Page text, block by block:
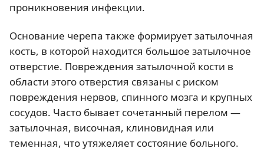
проникновения инфекции.
Основание черепа также формирует затылочная
кость, в которой находится большое затылочное
отверстие. Повреждения затылочной кости в
области этого отверстия связаны с риском
повреждения нервов, спинного мозга и крупных
сосудов. Часто бывает сочетанный перелом —
затылочная, височная, клиновидная или
теменная, что утяжеляет состояние больного.